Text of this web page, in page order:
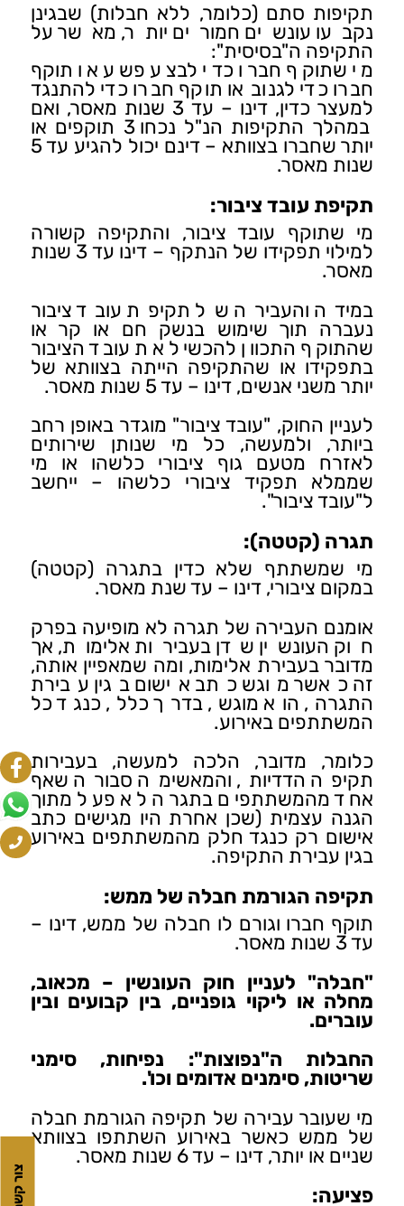
צור קשר
תקיפות סתם (כלומר, ללא חבלות) שבגינן
נקבעו עונשים חמורים יותר, מאשר על
התקיפה ה"בסיסית":
מי שתוקף חברו כדי לבצע פשע או תוקף
חברו כדי לגנוב או תוקף חברו כדי להתנגד
למעצר כדין, דינו – עד 3 שנות מאסר, ואם
במהלך התקיפות הנ"ל נכחו 3 תוקפים או
יותר שחברו בצוותא – דינם יכול להגיע עד 5
שנות מאסר.
תקיפת עובד ציבור:
מי שתוקף עובד ציבור, והתקיפה קשורה
למילוי תפקידו של הנתקף – דינו עד 3 שנות
מאסר.
במידה והעבירה של תקיפת עובד ציבור
נעברה תוך שימוש בנשק חם או קר או
שהתוקף התכוון להכשיל את עובד הציבור
בתפקידו או שהתקיפה הייתה בצוותא של
יותר משני אנשים, דינו – עד 5 שנות מאסר.
לעניין החוק, "עובד ציבור" מוגדר באופן רחב
ביותר, ולמעשה, כל מי שנותן שירותים
לאזרח מטעם גוף ציבורי כלשהו או מי
שממלא תפקיד ציבורי כלשהו – ייחשב
ל"עובד ציבור".
תגרה (קטטה):
מי שמשתתף שלא כדין בתגרה (קטטה)
במקום ציבורי, דינו – עד שנת מאסר.
אומנם העבירה של תגרה לא מופיעה בפרק
חוק העונשין שדן בעבירות אלימות, אך
מדובר בעבירת אלימות, ומה שמאפיין אותה,
זה כאשר מוגש כתב אישום בגין עבירת
התגרה, הוא מוגש, בדרך כלל, כנגד כל
המשתתפים באירוע.
כלומר, מדובר, הלכה למעשה, בעבירות
תקיפה הדדיות, והמאשימה סבורה שאף
אחד מהמשתתפים בתגרה לא פעל מתוך
הגנה עצמית (שכן אחרת היו מגישים כתב
אישום רק כנגד חלק מהמשתתפים באירוע
בגין עבירת התקיפה.
תקיפה הגורמת חבלה של ממש:
תוקף חברו וגורם לו חבלה של ממש, דינו –
עד 3 שנות מאסר.
"חבלה" לעניין חוק העונשין – מכאוב,
מחלה או ליקוי גופניים, בין קבועים ובין
עוברים.
החבלות ה"נפוצות": נפיחות, סימני
שריטות, סימנים אדומים וכו'.
מי שעובר עבירה של תקיפה הגורמת חבלה
של ממש כאשר באירוע השתתפו בצוותא
שניים או יותר, דינו – עד 6 שנות מאסר.
פציעה: